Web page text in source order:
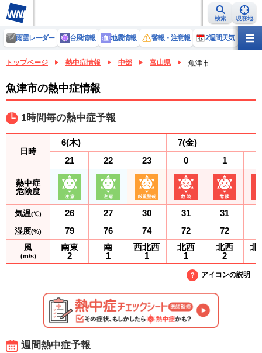
検索 現在地
雨雲レーダー 台風情報 地震情報 警報・注意報 2週間天気 ラ
トップページ 熱中症情報 中部 富山県 魚津市
魚津市の熱中症情報
1時間毎の熱中症予報
日時
熱中症
危険度
気温(℃)
湿度(%)
風
(m/s)
6(木)
21
26
79
南東
2
22
27
76
南
1
23
30
74
西北西
1
7(金)
0
31
72
北西
1
1
31
72
北西
2
北
アイコンの説明
週間熱中症予報